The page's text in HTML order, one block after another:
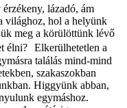
lázadó, ám
világhoz, hol a helyünk
meg a körülöttünk lévő
élni? Elkerülhetetlen a
találás mind-mind
szakaszokban
Higgyünk abban,
egymáshoz.